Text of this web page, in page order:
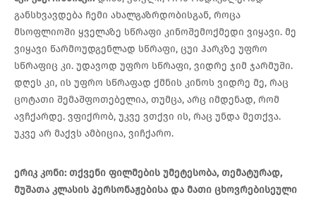
განსხვავდება ჩემი ახალგაზრდობისგან, როცა
მსოფლიოში ყველაზე სწრაფი კინოშემოქმედი ვიყავი. მე
ვიყავი წარმოუდგენლად სწრაფი, ცუი ჰარკზე უფრო
სწრაფიც კი. უდავოდ უფრო სწრაფი, ვიდრე ჯიმ ჯარმუში.
დღეს კი, ის უფრო სწრაფად ქმნის კინოს ვიდრე მე, რაც
ცოტათი შემაშფოთებელია, თუმცა, არც იმდენად, რომ
ავჩქარდე. ვფიქრობ, უკვე ვთქვი ის, რაც უნდა მეთქვა.
უკვე არ მაქვს ამბიცია, ვიჩქარო.
ერიკ კონი: თქვენი ფილმების უმეტესობა, თემატურად,
მუშათა კლასის პერსონაჟებისა და მათი ცხოვრებისეული